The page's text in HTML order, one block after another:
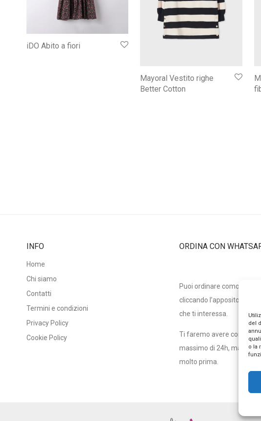
del
o la
iDO Abito a fiori
Mayoral Vestito righe
Better Cotton
INFO
Home
Chi siamo
Contatti
Termini e condizioni
Privacy Policy
Cookie Policy
ORDINA CON
Puoi ordinare
cliccando l’apposito
che ti interessa.
Ti faremo avere
massimo di 24h, ma in
molto prima.